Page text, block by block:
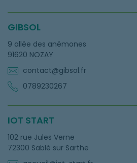
GIBSOL
9 allée des anémones
91620 NOZAY
contact@gibsol.fr
0789230267
IOT START
102 rue Jules Verne
72300 Sablé sur Sarthe